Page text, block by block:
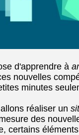
d'apprendre à
nouvelles
minutes
réaliser un
des
certains